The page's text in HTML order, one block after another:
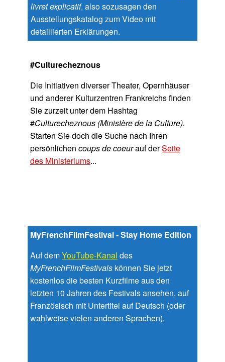
livret explicatif, also sozusagen den
Ausstellungskatalog zum Video mit
detaillierten Erklärungen.
#Culturecheznous
Die Initiativen diverser Theater, Opernhäuser
und anderer Kulturzentren Frankreichs finden
Sie zurzeit unter dem Hashtag
#Culturecheznous (Ministère de la Culture).
Starten Sie doch die Suche nach Ihren
persönlichen coups de coeurauf derSeite
des Ministeriums...
MyFrenchFilmFestival - Stay Home Edition
Auf demYouTube-Kanal des
MyFrenchFilmFestivals können Sie jetzt
kostenlos die besten Kurzfilme aus den
letzten 10 Jahren des Festivals ansehen, auf
Französisch mit Untertitel auf Deutsch (oder
wahlweise vielen anderen Sprachen).